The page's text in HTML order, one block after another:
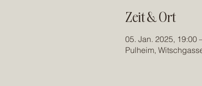
Zeit & Ort
05. Jan. 2025, 19:00
Pulheim,